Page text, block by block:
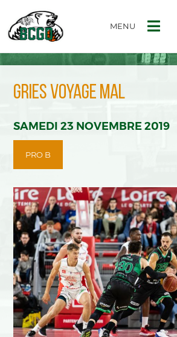
MENU
GRIES VOYAGE MAL
SAMEDI 23 NOVEMBRE 2019
PRO B